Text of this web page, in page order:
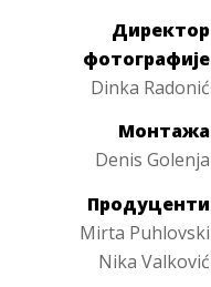
Директор
фотографије
Dinka Radonić
Монтажа
Denis Golenja
Продуценти
Mirta Puhlovski
Nika Valković